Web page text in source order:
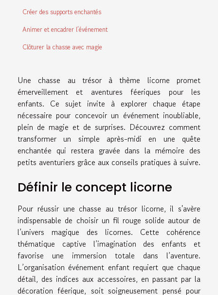
Créer des supports enchantés
Animer et encadrer l’événement
Clôturer la chasse avec magie
Une chasse au trésor à thème licorne promet
émerveillement et aventures féeriques pour les
enfants. Ce sujet invite à explorer chaque étape
nécessaire pour concevoir un événement inoubliable,
plein de magie et de surprises. Découvrez comment
transformer un simple après-midi en une quête
enchantée qui restera gravée dans la mémoire des
petits aventuriers grâce aux conseils pratiques à suivre.
Définir le concept licorne
Pour réussir une chasse au trésor licorne, il s'avère
indispensable de choisir un fil rouge solide autour de
l’univers magique des licornes. Cette cohérence
thématique captive l’imagination des enfants et
favorise une immersion totale dans l’aventure.
L’organisation événement enfant requiert que chaque
détail, des indices aux accessoires, en passant par la
décoration féerique, soit soigneusement pensé pour